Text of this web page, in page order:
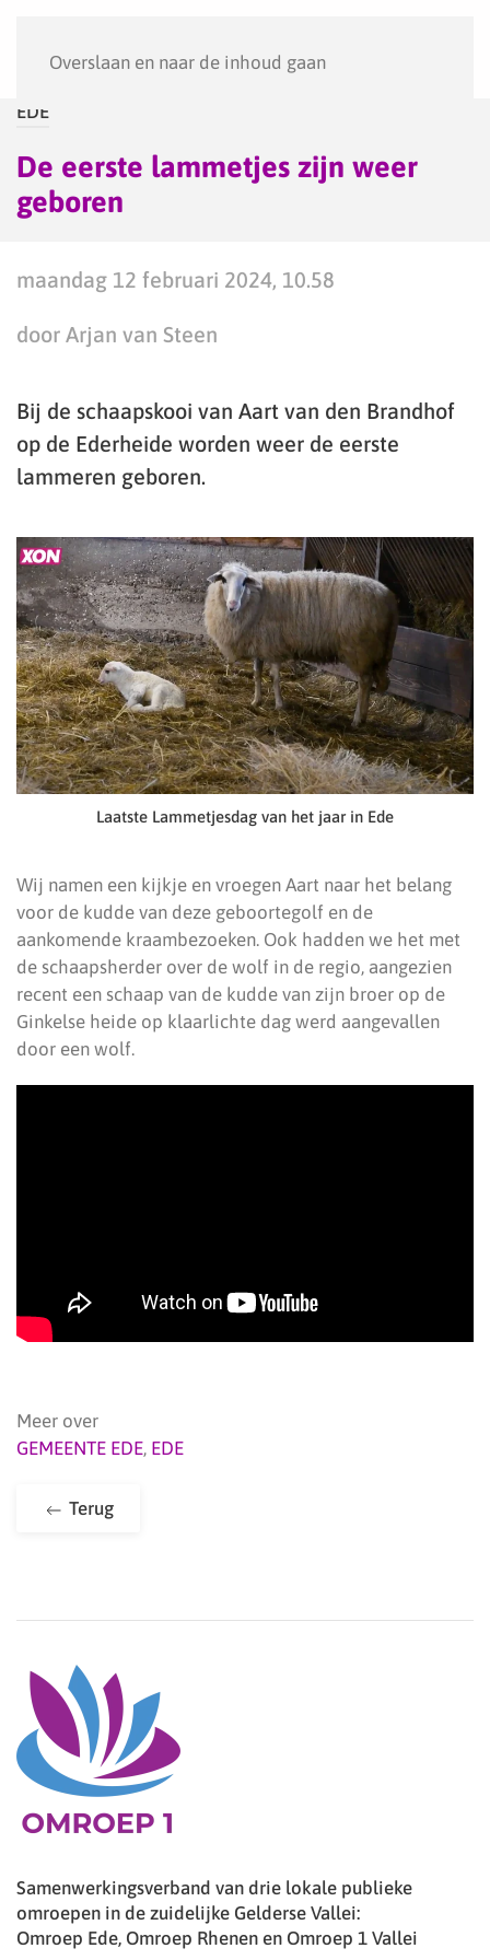
Overslaan en naar de inhoud gaan
EDE
De eerste lammetjes zijn weer
geboren
maandag 12 februari 2024, 10.58
door Arjan van Steen
Bij de schaapskooi van Aart van den Brandhof
op de Ederheide worden weer de eerste
lammeren geboren.
Laatste Lammetjesdag van het jaar in Ede
Wij namen een kijkje en vroegen Aart naar het belang
voor de kudde van deze geboortegolf en de
aankomende kraambezoeken. Ook hadden we het met
de schaapsherder over de wolf in de regio, aangezien
recent een schaap van de kudde van zijn broer op de
Ginkelse heide op klaarlichte dag werd aangevallen
door een wolf.
Meer over
GEMEENTE EDE, EDE
Terug
Samenwerkingsverband van drie lokale publieke
omroepen in de zuidelijke Gelderse Vallei:
Omroep Ede, Omroep Rhenen en Omroep 1 Vallei